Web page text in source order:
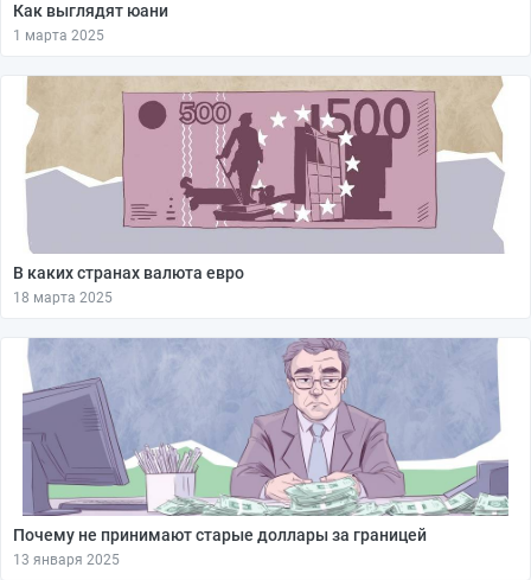
Как выглядят юани
1 марта 2025
В каких странах валюта евро
18 марта 2025
Почему не принимают старые доллары за границей
13 января 2025